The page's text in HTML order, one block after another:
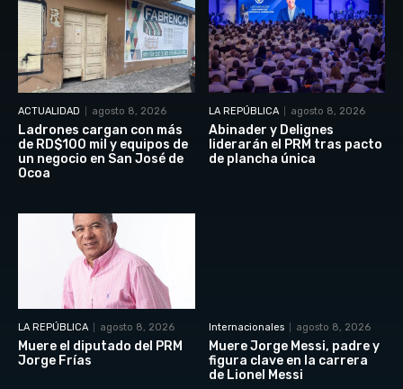
ACTUALIDAD agosto 8, 2026
Ladrones cargan con más
de RD$100 mil y equipos de
un negocio en San José de
Ocoa
LA REPÚBLICA agosto 8, 2026
Abinader y Delignes
liderarán el PRM tras pacto
de plancha única
LA REPÚBLICA agosto 8, 2026
Muere el diputado del PRM
Jorge Frías
Internacionales agosto 8, 2026
Muere Jorge Messi, padre y
figura clave en la carrera
de Lionel Messi